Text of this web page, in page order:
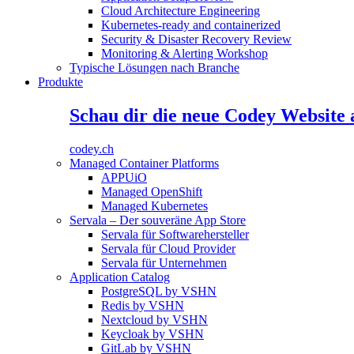
Cloud Architecture Engineering
Kubernetes-ready and containerized
Security & Disaster Recovery Review
Monitoring & Alerting Workshop
Typische Lösungen nach Branche
Produkte
Schau dir die neue Codey Website
codey.ch
Managed Container Platforms
APPUiO
Managed OpenShift
Managed Kubernetes
Servala – Der souveräne App Store
Servala für Softwarehersteller
Servala für Cloud Provider
Servala für Unternehmen
Application Catalog
PostgreSQL by VSHN
Redis by VSHN
Nextcloud by VSHN
Keycloak by VSHN
GitLab by VSHN